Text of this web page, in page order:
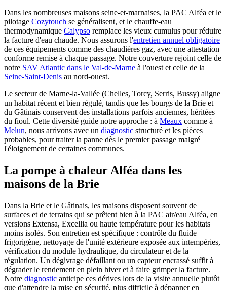
Dans les nombreuses maisons seine-et-marnaises, la PAC Alféa et le
pilotage Cozytouch se généralisent, et le chauffe-eau
thermodynamique Calypso remplace les vieux cumulus pour réduire
la facture d'eau chaude. Nous assurons l'entretien annuel obligatoire
de ces équipements comme des chaudières gaz, avec une attestation
conforme remise à chaque passage. Notre couverture rejoint celle de
notre SAV Atlantic dans le Val-de-Marne à l'ouest et celle de la
Seine-Saint-Denis au nord-ouest.
Le secteur de Marne-la-Vallée (Chelles, Torcy, Serris, Bussy) aligne
un habitat récent et bien régulé, tandis que les bourgs de la Brie et
du Gâtinais conservent des installations parfois anciennes, héritées
du fioul. Cette diversité guide notre approche : à Meaux comme à
Melun, nous arrivons avec un diagnostic structuré et les pièces
probables, pour traiter la panne dès le premier passage malgré
l'éloignement de certaines communes.
La pompe à chaleur Alféa dans les
maisons de la Brie
Dans la Brie et le Gâtinais, les maisons disposent souvent de
surfaces et de terrains qui se prêtent bien à la PAC air/eau Alféa, en
versions Extensa, Excellia ou haute température pour les habitats
moins isolés. Son entretien est spécifique : contrôle du fluide
frigorigène, nettoyage de l'unité extérieure exposée aux intempéries,
vérification du module hydraulique, du circulateur et de la
régulation. Un dégivrage défaillant ou un capteur encrassé suffit à
dégrader le rendement en plein hiver et à faire grimper la facture.
Notre diagnostic anticipe ces dérives lors de la visite annuelle plutôt
que d'attendre la mise en sécurité, plus difficile à dépanner en